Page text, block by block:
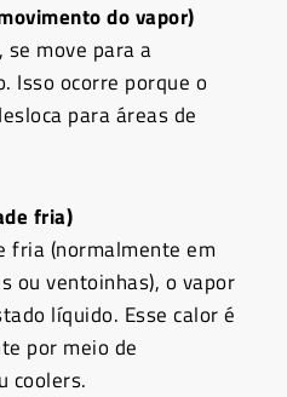
do vapor)
se move para a
Isso ocorre porque o
para áreas de
fria)
fria (normalmente em
ou ventoinhas), o vapor
líquido. Esse calor é
por meio de
coolers.